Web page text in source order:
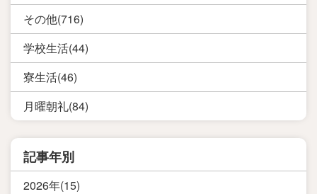
その他(716)
学校生活(44)
寮生活(46)
月曜朝礼(84)
記事年別
2026年(15)